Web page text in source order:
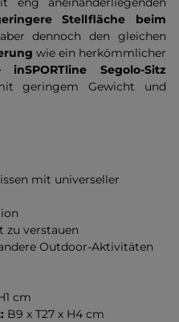
Stellfläche beim
dennoch den gleichen
wie ein herkömmlicher
inSPORTline Segolo-Sitz
geringem Gewicht und
mit universeller
zu verstauen
Outdoor-Aktivitäten
cm
B9 x T27 x H4 cm